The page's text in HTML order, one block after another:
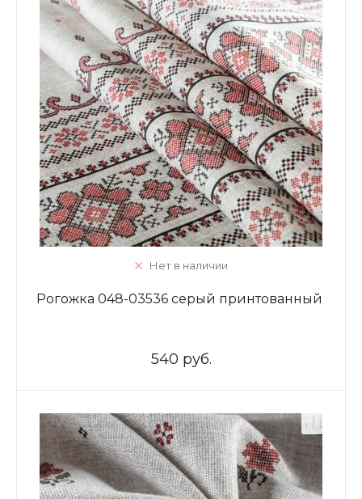
Нет в наличии
Рогожка 048-03536 серый принтованный
540 руб.